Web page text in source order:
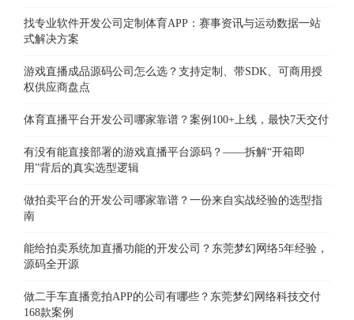
找专业软件开发公司定制体育APP：赛事资讯与运动数据一站
式解决方案
游戏直播成品源码公司怎么选？支持定制、带SDK、可商用授
权供应商盘点
体育直播平台开发公司哪家靠谱？案例100+上线，最快7天交付
有没有能直接部署的游戏直播平台源码？——拆解“开箱即
用”背后的真实选型逻辑
做拍卖平台的开发公司哪家靠谱？一份来自实战经验的选型指
南
能给拍卖系统加直播功能的开发公司？东莞梦幻网络5年经验，
源码全开源
做二手车直播竞拍APP的公司有哪些？东莞梦幻网络科技交付
168款案例